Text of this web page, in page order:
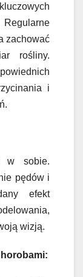
zachować
rośliny.
i
w sobie.
pędów i
efekt
wizją.